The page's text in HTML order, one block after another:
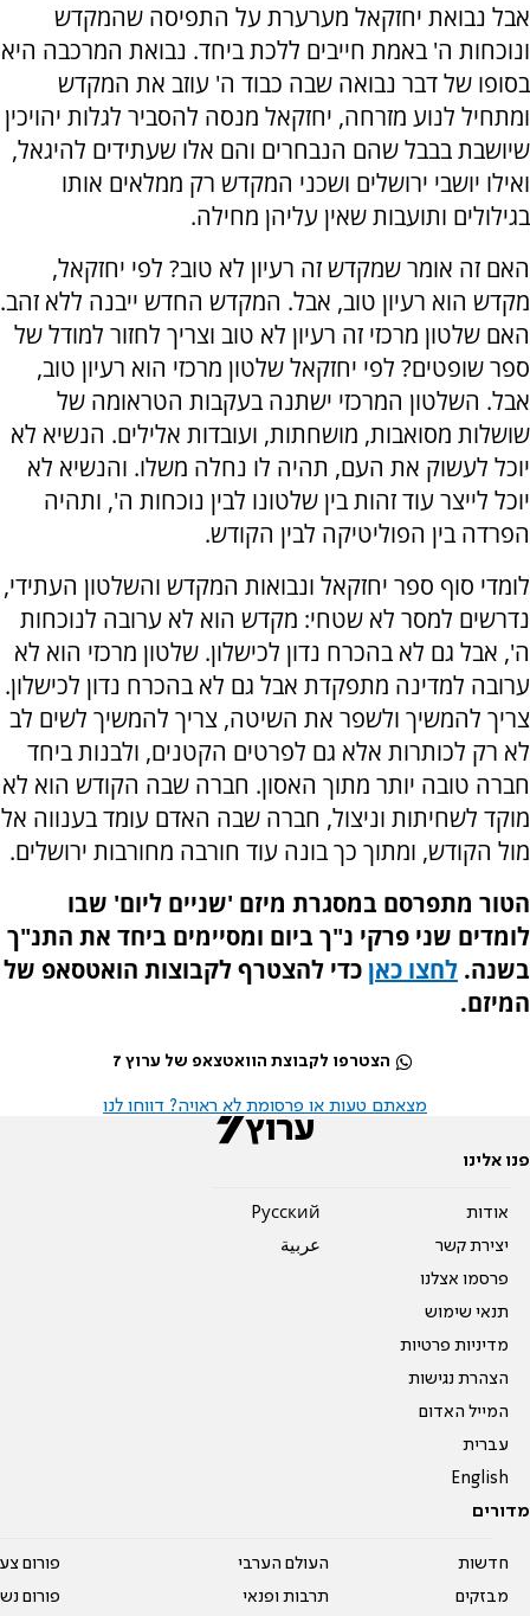
אבל נבואת יחזקאל מערערת על התפיסה שהמקדש
ונוכחות ה' באמת חייבים ללכת ביחד. נבואת המרכבה היא
בסופו של דבר נבואה שבה כבוד ה' עוזב את המקדש
ומתחיל לנוע מזרחה, יחזקאל מנסה להסביר לגלות יהויכין
שיושבת בבבל שהם הנבחרים והם אלו שעתידים להיגאל,
ואילו יושבי ירושלים ושכני המקדש רק ממלאים אותו
בגילולים ותועבות שאין עליהן מחילה.
האם זה אומר שמקדש זה רעיון לא טוב? לפי יחזקאל,
מקדש הוא רעיון טוב, אבל. המקדש החדש ייבנה ללא זהב.
האם שלטון מרכזי זה רעיון לא טוב וצריך לחזור למודל של
ספר שופטים? לפי יחזקאל שלטון מרכזי הוא רעיון טוב,
אבל. השלטון המרכזי ישתנה בעקבות הטראומה של
שושלות מסואבות, מושחתות, ועובדות אלילים. הנשיא לא
יוכל לעשוק את העם, תהיה לו נחלה משלו. והנשיא לא
יוכל לייצר עוד זהות בין שלטונו לבין נוכחות ה', ותהיה
הפרדה בין הפוליטיקה לבין הקודש.
לומדי סוף ספר יחזקאל ונבואות המקדש והשלטון העתידי,
נדרשים למסר לא שטחי: מקדש הוא לא ערובה לנוכחות
ה', אבל גם לא בהכרח נדון לכישלון. שלטון מרכזי הוא לא
ערובה למדינה מתפקדת אבל גם לא בהכרח נדון לכישלון.
צריך להמשיך ולשפר את השיטה, צריך להמשיך לשים לב
לא רק לכותרות אלא גם לפרטים הקטנים, ולבנות ביחד
חברה טובה יותר מתוך האסון. חברה שבה הקודש הוא לא
מוקד לשחיתות וניצול, חברה שבה האדם עומד בענווה אל
מול הקודש, ומתוך כך בונה עוד חורבה מחורבות ירושלים.
הטור מתפרסם במסגרת מיזם 'שניים ליום' שבו
לומדים שני פרקי נ"ך ביום ומסיימים ביחד את התנ"ך
בשנה. לחצו כאןכדי להצטרף לקבוצות הואטסאפ של
המיזם.
הצטרפו לקבוצת הוואטצאפ של ערוץ 7
מצאתם טעות או פרסומת לא ראויה? דווחו לנו
פנו אלינו
אודות
יצירת קשר
פרסמו אצלנו
תנאי שימוש
מדיניות פרטיות
הצהרת נגישות
המייל האדום
עברית
English
Pусский
عربية
מדורים
חדשות
מבזקים
העולם הערבי
תרבות ופנאי
פורום
פורום